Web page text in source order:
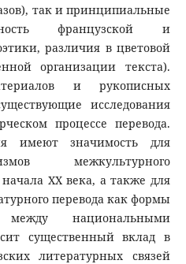
так и принципиальные
французской и
различия в цветовой
организации текста).
и рукописных
исследования
процессе перевода.
имеют значимость для
межкультурного
XX века, а также для
перевода как формы
между национальными
существенный вклад в
литературных связей